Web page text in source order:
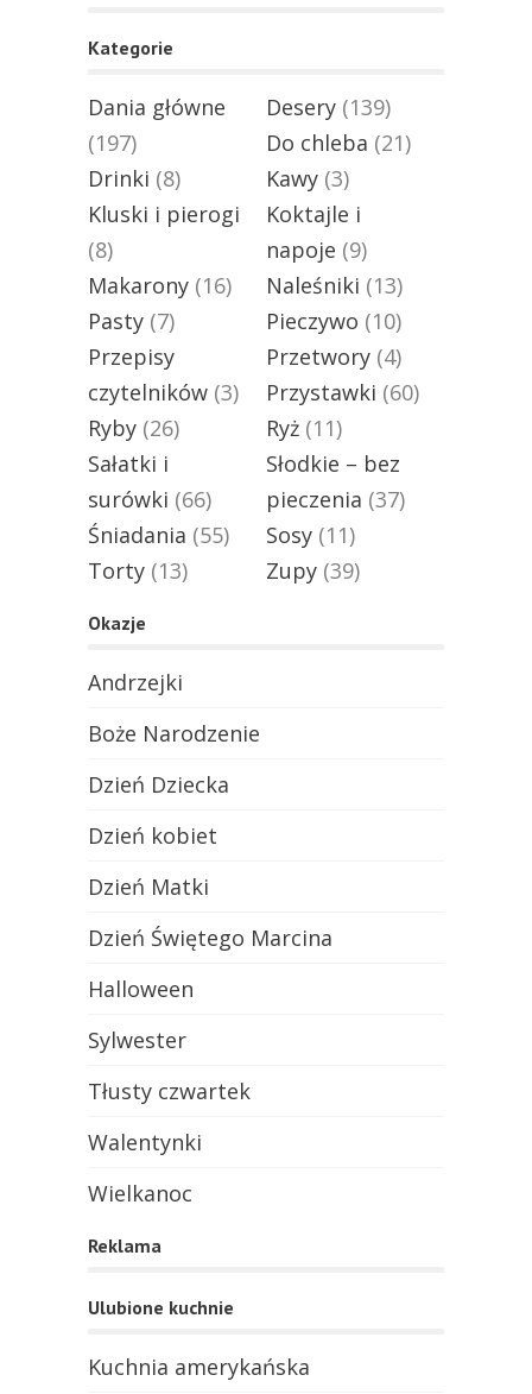
Kategorie
Dania główne
(197)
Desery (139)
Do chleba (21)
Drinki (8) Kawy (3)
Kluski i pierogi
(8)
Koktajle i
napoje (9)
Makarony (16) Naleśniki (13)
Pasty (7) Pieczywo (10)
Przepisy
czytelników (3)
Przetwory (4)
Przystawki (60)
Ryby (26) Ryż (11)
Sałatki i
surówki (66)
Słodkie – bez
pieczenia (37)
Śniadania (55) Sosy (11)
Torty (13) Zupy (39)
Okazje
Andrzejki
Boże Narodzenie
Dzień Dziecka
Dzień kobiet
Dzień Matki
Dzień Świętego Marcina
Halloween
Sylwester
Tłusty czwartek
Walentynki
Wielkanoc
Reklama
Ulubione kuchnie
Kuchnia amerykańska